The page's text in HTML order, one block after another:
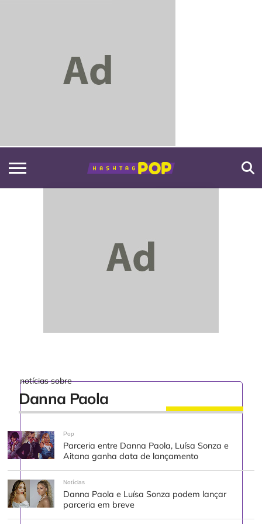
notícias sobre
Danna Paola
Pop
Parceria entre Danna Paola, Luísa Sonza e
Aitana ganha data de lançamento
Notícias
Danna Paola e Luísa Sonza podem lançar
parceria em breve